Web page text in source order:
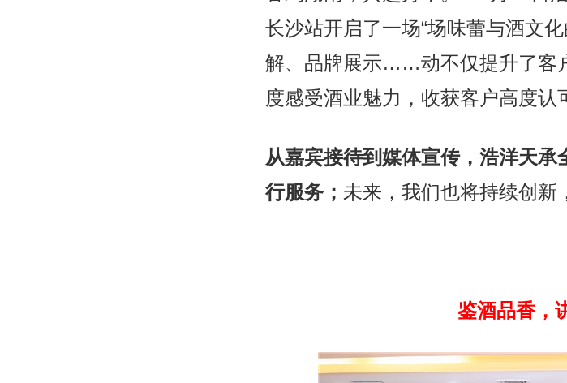
长沙站开启了一场“场味蕾与酒文
解、品牌展示……动不仅提升了客
度感受酒业魅力，收获客户高度认
从嘉宾接待到媒体宣传，浩洋天
行服务； 未来，我们也将持续创新
鉴酒品香，